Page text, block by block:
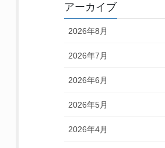
アーカイブ
2026年8月
2026年7月
2026年6月
2026年5月
2026年4月